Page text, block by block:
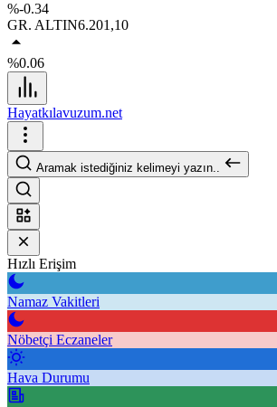
%-0.34
GR. ALTIN6.201,10
%0.06
Hayatkılavuzum.net
Aramak istediğiniz kelimeyi yazın..
Hızlı Erişim
Namaz Vakitleri
Nöbetçi Eczaneler
Hava Durumu